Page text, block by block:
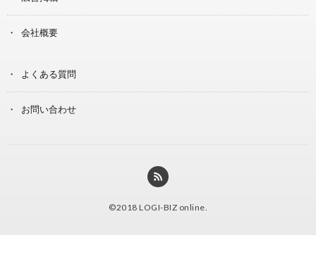
会社概要
よくある質問
お問い合わせ
©2018 LOGI-BIZ online.